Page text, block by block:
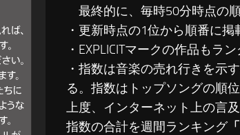
最終的に、毎時50分時点の
・更新時点の1位から順番に掲
・EXPLICITマークの作品もラ
・指数は音楽の売れ行きを示
る。指数はトップソングの順
上度、インターネット上の言
指数の合計を週間ランキング「